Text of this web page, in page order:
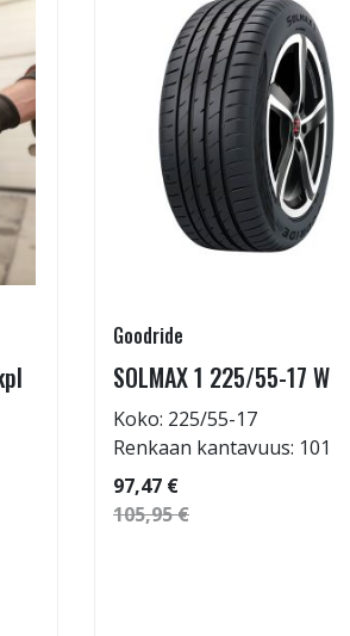
Goodride
SOLMAX 1 225/55-17 W
Koko: 225/55-17
Renkaan kantavuus: 101
97,47 €
105,95 €